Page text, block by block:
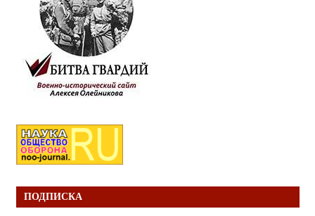
ПОДПИСКА